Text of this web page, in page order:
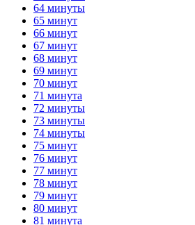
64 минуты
65 минут
66 минут
67 минут
68 минут
69 минут
70 минут
71 минута
72 минуты
73 минуты
74 минуты
75 минут
76 минут
77 минут
78 минут
79 минут
80 минут
81 минута